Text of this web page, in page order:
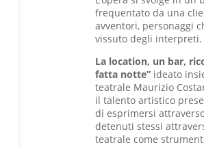
frequentato da una
avventori, personaggi
vissuto degli interpreti.
La location, un bar,
fatta notte”ideato
teatrale Maurizio
il talento artistico
di esprimersi
detenuti stessi
teatrale come